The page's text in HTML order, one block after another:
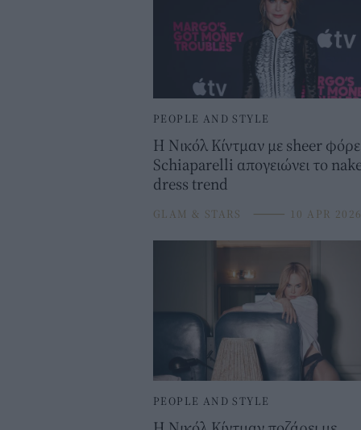
PEOPLE AND STYLE
Η Νικόλ Κίντμαν με sheer
Schiaparelli απογειώνει το
dress trend
GLAM & STARS ⸻ 10 APR 2026
PEOPLE AND STYLE